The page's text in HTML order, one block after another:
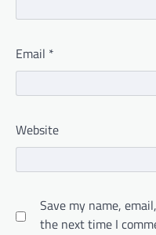
Email *
Website
Save my name,
the next time I